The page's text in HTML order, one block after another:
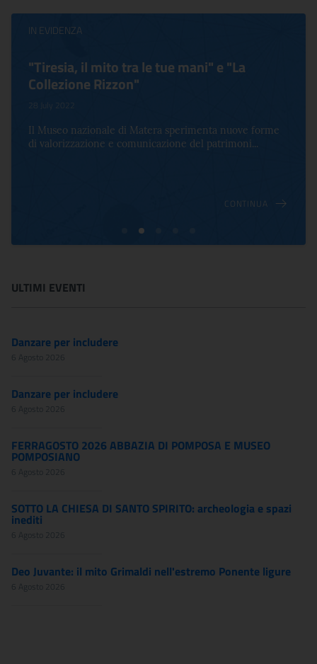
IN EVIDENZA
"Tiresia, il mito tra le tue mani" e "La
Collezione Rizzon"
28 July 2022
Il Museo nazionale di Matera sperimenta nuove forme
di valorizzazione e comunicazione del patrimoni...
CONTINUA
ULTIMI EVENTI
Danzare per includere
6 Agosto 2026
Danzare per includere
6 Agosto 2026
FERRAGOSTO 2026 ABBAZIA DI POMPOSA E MUSEO
POMPOSIANO
6 Agosto 2026
SOTTO LA CHIESA DI SANTO SPIRITO: archeologia e spazi
inediti
6 Agosto 2026
Deo Juvante: il mito Grimaldi nell'estremo Ponente ligure
6 Agosto 2026